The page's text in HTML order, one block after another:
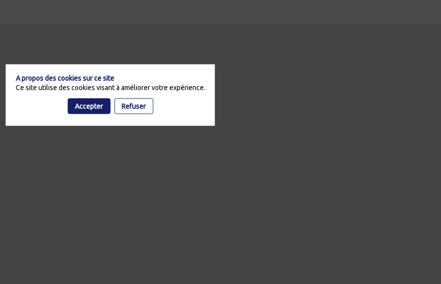
A propos des cookies sur ce site
Ce site utilise des cookies visant à améliorer votre expérience.
Accepter Refuser